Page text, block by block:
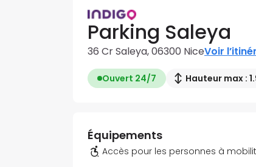
Parking Saleya
36 Cr Saleya, 06300 NiceVoir
Ouvert 24/7 Hauteur max :
Équipements
Accès pour les personnes à